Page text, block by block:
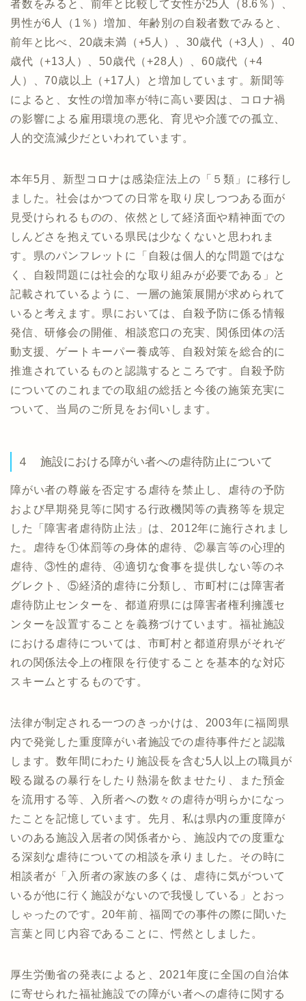
者数をみると、前年と比較して女性が25人（8.6％）、
男性が6人（1％）増加、年齢別の自殺者数でみると、
前年と比べ、20歳未満（+5人）、30歳代（+3人）、40
歳代（+13人）、50歳代（+28人）、60歳代（+4
人）、70歳以上（+17人）と増加しています。新聞等
によると、女性の増加率が特に高い要因は、コロナ禍
の影響による雇用環境の悪化、育児や介護での孤立、
人的交流減少だといわれています。
本年5月、新型コロナは感染症法上の「５類」に移行し
ました。社会はかつての日常を取り戻しつつある面が
見受けられるものの、依然として経済面や精神面での
しんどさを抱えている県民は少なくないと思われま
す。県のパンフレットに「自殺は個人的な問題ではな
く、自殺問題には社会的な取り組みが必要である」と
記載されているように、一層の施策展開が求められて
いると考えます。県においては、自殺予防に係る情報
発信、研修会の開催、相談窓口の充実、関係団体の活
動支援、ゲートキーパー養成等、自殺対策を総合的に
推進されているものと認識するところです。自殺予防
についてのこれまでの取組の総括と今後の施策充実に
ついて、当局のご所見をお伺いします。
４ 施設における障がい者への虐待防止について
障がい者の尊厳を否定する虐待を禁止し、虐待の予防
および早期発見等に関する行政機関等の責務等を規定
した「障害者虐待防止法」は、2012年に施行されまし
た。虐待を①体罰等の身体的虐待、②暴言等の心理的
虐待、③性的虐待、④適切な食事を提供しない等のネ
グレクト、⑤経済的虐待に分類し、市町村には障害者
虐待防止センターを、都道府県には障害者権利擁護セ
ンターを設置することを義務づけています。福祉施設
における虐待については、市町村と都道府県がそれぞ
れの関係法令上の権限を行使することを基本的な対応
スキームとするものです。
法律が制定される一つのきっかけは、2003年に福岡県
内で発覚した重度障がい者施設での虐待事件だと認識
します。数年間にわたり施設長を含む5人以上の職員が
殴る蹴るの暴行をしたり熱湯を飲ませたり、また預金
を流用する等、入所者への数々の虐待が明らかになっ
たことを記憶しています。先月、私は県内の重度障が
いのある施設入居者の関係者から、施設内での度重な
る深刻な虐待についての相談を承りました。その時に
相談者が「入所者の家族の多くは、虐待に気がついて
いるが他に行く施設がないので我慢している」とおっ
しゃったのです。20年前、福岡での事件の際に聞いた
言葉と同じ内容であることに、愕然としました。
厚生労働省の発表によると、2021年度に全国の自治体
に寄せられた福祉施設での障がい者への虐待に関する